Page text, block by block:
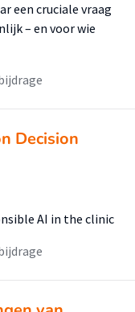
een cruciale vraag
– en voor wie
Decision
AI in the clinic